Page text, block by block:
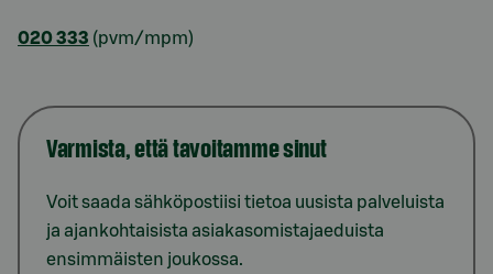
020 333 (pvm/mpm)
Varmista, että tavoitamme sinut
Voit saada sähköpostiisi tietoa uusista palveluista
ja ajankohtaisista asiakasomistajaeduista
ensimmäisten joukossa.